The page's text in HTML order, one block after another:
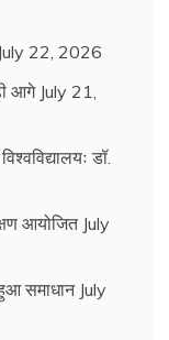
July 22, 2026
आगे July 21,
डॉ.
आयोजित July
समाधान July